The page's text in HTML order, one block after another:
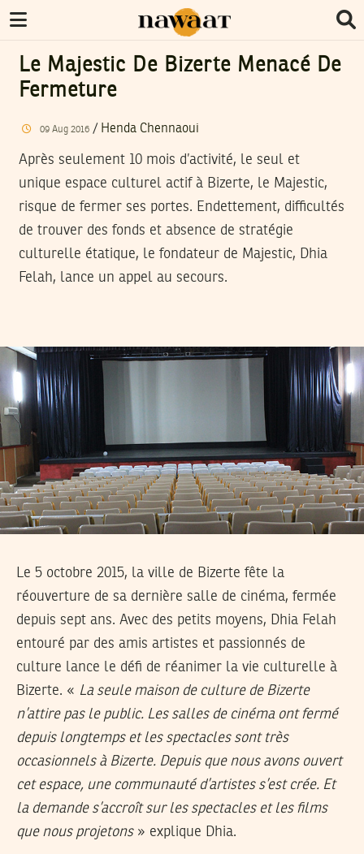
Le Majestic De Bizerte Menacé De
Fermeture
09 Aug 2016/ Henda Chennaoui
Après seulement 10 mois d’activité, le seul et
unique espace culturel actif à Bizerte, le Majestic,
risque de fermer ses portes. Endettement, difficultés
de trouver des fonds et absence de stratégie
culturelle étatique, le fondateur de Majestic, Dhia
Felah, lance un appel au secours.
Le 5 octobre 2015, la ville de Bizerte fête la
réouverture de sa dernière salle de cinéma, fermée
depuis sept ans. Avec des petits moyens, Dhia Felah
entouré par des amis artistes et passionnés de
culture lance le défi de réanimer la vie culturelle à
Bizerte. « La seule maison de culture de Bizerte
n’attire pas le public. Les salles de cinéma ont fermé
depuis longtemps et les spectacles sont très
occasionnels à Bizerte. Depuis que nous avons ouvert
cet espace, une communauté d’artistes s’est crée. Et
la demande s’accroît sur les spectacles et les films
que nous projetons» explique Dhia.